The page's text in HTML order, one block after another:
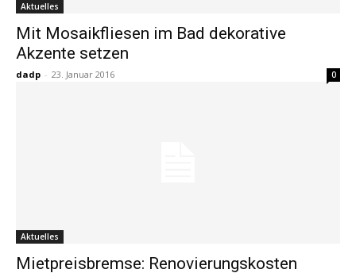
Aktuelles
Mit Mosaikfliesen im Bad dekorative
Akzente setzen
dadp - 23. Januar 2016 0
Aktuelles
Mietpreisbremse: Renovierungskosten